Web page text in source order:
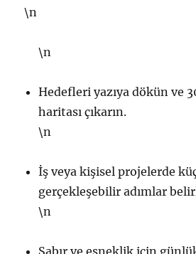
\n
\n
Hedefleri yazıya dökün ve
haritası çıkarın.
\n
İş veya kişisel projelerde
gerçekleşebilir adımlar
\n
Sabır ve esneklik için